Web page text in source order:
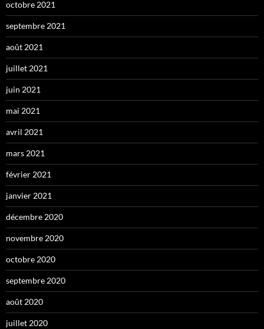
octobre 2021
septembre 2021
août 2021
juillet 2021
juin 2021
mai 2021
avril 2021
mars 2021
février 2021
janvier 2021
décembre 2020
novembre 2020
octobre 2020
septembre 2020
août 2020
juillet 2020